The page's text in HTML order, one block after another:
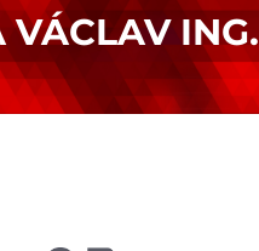
VÁCLAV ING.